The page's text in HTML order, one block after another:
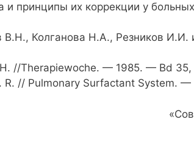
и принципы их коррекции у
В.Н., Колганова Н.А., Резников
//Therapiewoche. — 1985. — Bd
R. // Pulmonary Surfactant System.